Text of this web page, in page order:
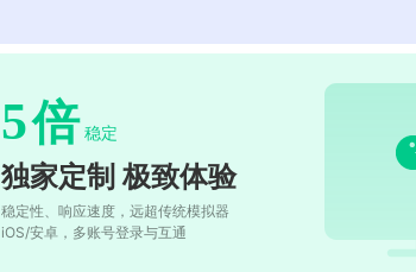
5倍 稳定
独家定制 极致体验
稳定性、响应速度，远超传统模拟器
iOS/安卓，多账号登录与互通